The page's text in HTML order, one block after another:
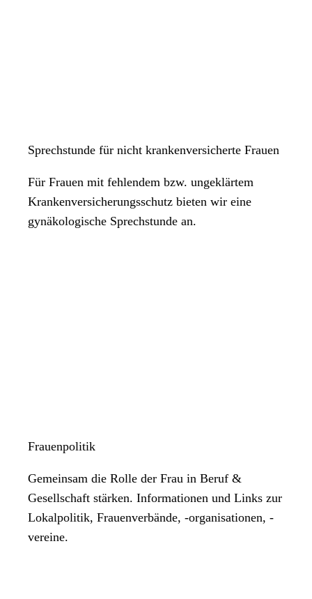
Sprechstunde für nicht krankenversicherte Frauen
Für Frauen mit fehlendem bzw. ungeklärtem
Krankenversicherungsschutz bieten wir eine
gynäkologische Sprechstunde an.
Frauenpolitik
Gemeinsam die Rolle der Frau in Beruf &
Gesellschaft stärken. Informationen und Links zur
Lokalpolitik, Frauenverbände, -organisationen, -
vereine.